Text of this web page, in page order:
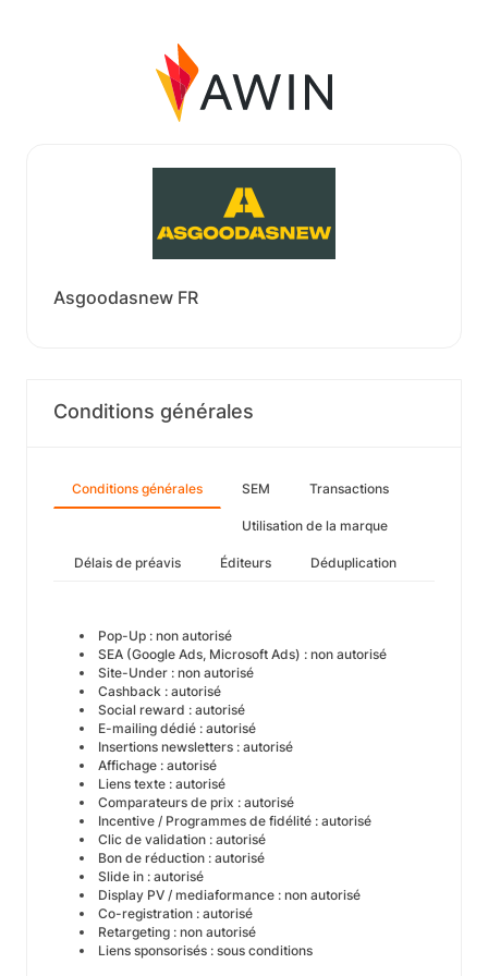
Asgoodasnew FR
Conditions générales
Conditions générales SEM Transactions
Utilisation de la marque
Délais de préavis Éditeurs Déduplication
Pop-Up : non autorisé
SEA (Google Ads, Microsoft Ads) : non autorisé
Site-Under : non autorisé
Cashback : autorisé
Social reward : autorisé
E-mailing dédié : autorisé
Insertions newsletters : autorisé
Affichage : autorisé
Liens texte : autorisé
Comparateurs de prix : autorisé
Incentive / Programmes de fidélité : autorisé
Clic de validation : autorisé
Bon de réduction : autorisé
Slide in : autorisé
Display PV / mediaformance : non autorisé
Co-registration : autorisé
Retargeting : non autorisé
Liens sponsorisés : sous conditions